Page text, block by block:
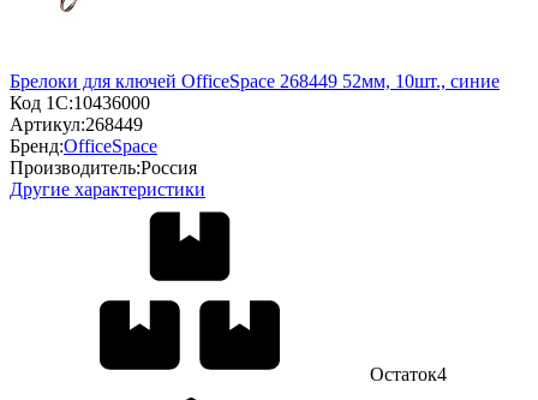
Брелоки для ключей OfficeSpace 268449 52мм, 10шт., синие
Код 1С:10436000
Артикул:268449
Бренд:OfficeSpace
Производитель:Россия
Другие характеристики
Остаток4